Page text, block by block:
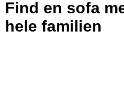
Find en sofa
hele familien